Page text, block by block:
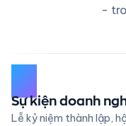
-
01
Sự kiện doanh
Lễ kỷ niệm thành lập,